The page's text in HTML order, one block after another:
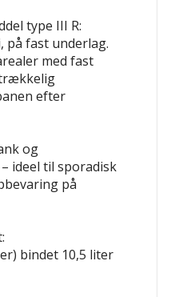
type III R:
på fast underlag.
med fast
efter
og
ideel til sporadisk
på
bindet 10,5 liter